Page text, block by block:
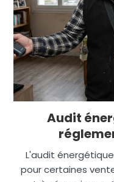
Audit
L'audit
pour certaines